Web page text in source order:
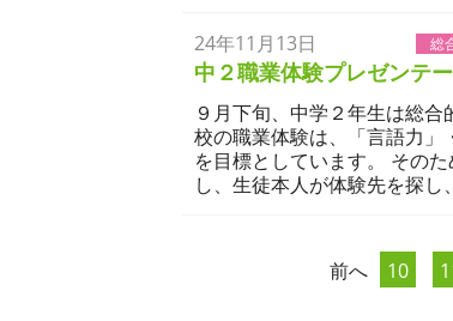
24年11月13日 総
中２職業体験プレゼンテ
９月下旬、中学２年生は総
校の職業体験は、「言語力」
を目標としています。 その
し、生徒本人が体験先を探
前へ 10